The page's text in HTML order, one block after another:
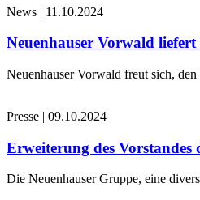
News | 11.10.2024
Neuenhauser Vorwald
Neuenhauser Vorwald freut sich,
Presse | 09.10.2024
Erweiterung des Vorstandes
Die Neuenhauser Gruppe, eine